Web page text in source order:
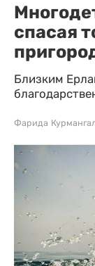
спасая
Близким
Фарида